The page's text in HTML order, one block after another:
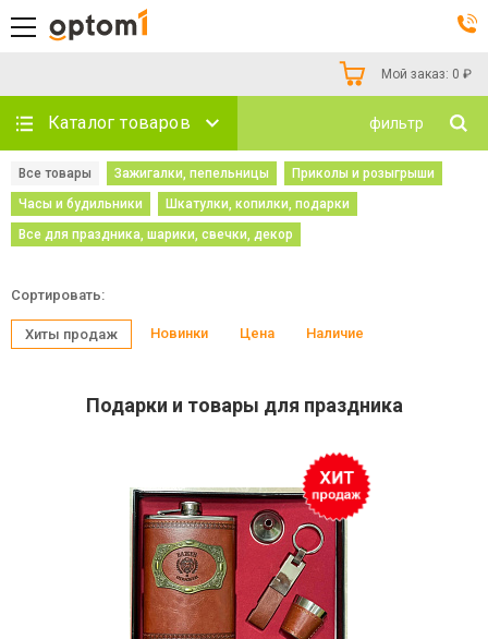
Мой заказ: 0 ₽
Каталог товаров фильтр
Все товары Зажигалки, пепельницы
Приколы и розыгрыши
Часы и будильники
Шкатулки, копилки, подарки
Все для праздника, шарики, свечки, декор
Сортировать:
Хиты продаж Новинки Цена Наличие
Подарки и товары для праздника